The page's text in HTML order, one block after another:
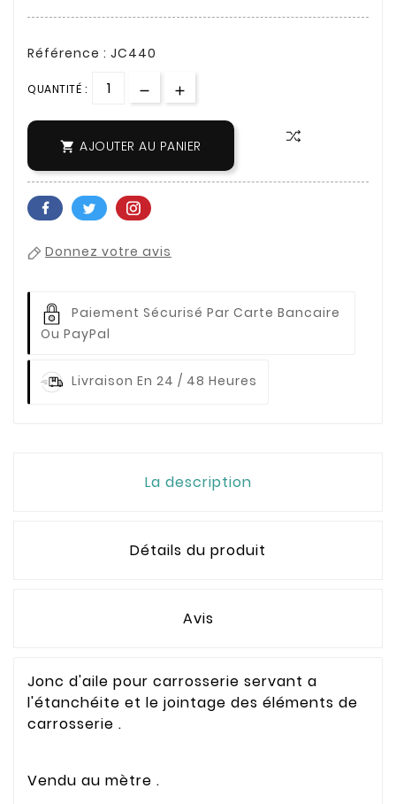
Référence : JC440
QUANTITÉ :
 AJOUTER AU PANIER
Donnez votre avis
Paiement Sécurisé Par Carte Bancaire
Ou PayPal
Livraison En 24 / 48 Heures
La description
Détails du produit
Avis
Jonc d'aile pour carrosserie servant a
l'étanchéite et le jointage des éléments de
carrosserie .
Vendu au mètre .